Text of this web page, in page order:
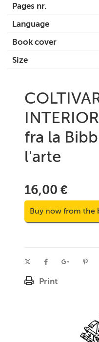
Pages nr.
Language
Book cover
Size
fra la
l'arte
16,00 €
Buy now from the
Print